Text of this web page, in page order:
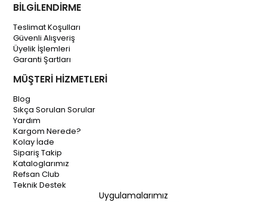
BİLGİLENDİRME
Teslimat Koşulları
Güvenli Alışveriş
Üyelik İşlemleri
Garanti Şartları
MÜŞTERİ HİZMETLERİ
Blog
Sıkça Sorulan Sorular
Yardım
Kargom Nerede?
Kolay İade
Sipariş Takip
Kataloglarımız
Refsan Club
Teknik Destek
Uygulamalarımız